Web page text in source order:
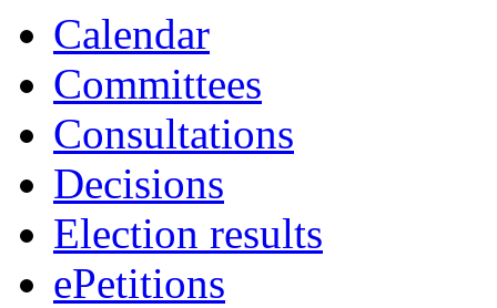
Calendar
Committees
Consultations
Decisions
Election results
ePetitions